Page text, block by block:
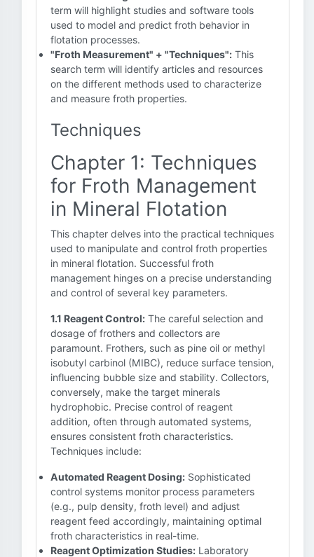
term will highlight studies and software tools
used to model and predict froth behavior in
flotation processes.
"Froth Measurement" + "Techniques": This
search term will identify articles and resources
on the different methods used to characterize
and measure froth properties.
Techniques
Chapter 1: Techniques
for Froth Management
in Mineral Flotation
This chapter delves into the practical techniques
used to manipulate and control froth properties
in mineral flotation. Successful froth
management hinges on a precise understanding
and control of several key parameters.
1.1 Reagent Control: The careful selection and
dosage of frothers and collectors are
paramount. Frothers, such as pine oil or methyl
isobutyl carbinol (MIBC), reduce surface tension,
influencing bubble size and stability. Collectors,
conversely, make the target minerals
hydrophobic. Precise control of reagent
addition, often through automated systems,
ensures consistent froth characteristics.
Techniques include:
Automated Reagent Dosing: Sophisticated
control systems monitor process parameters
(e.g., pulp density, froth level) and adjust
reagent feed accordingly, maintaining optimal
froth characteristics in real-time.
Reagent Optimization Studies: Laboratory